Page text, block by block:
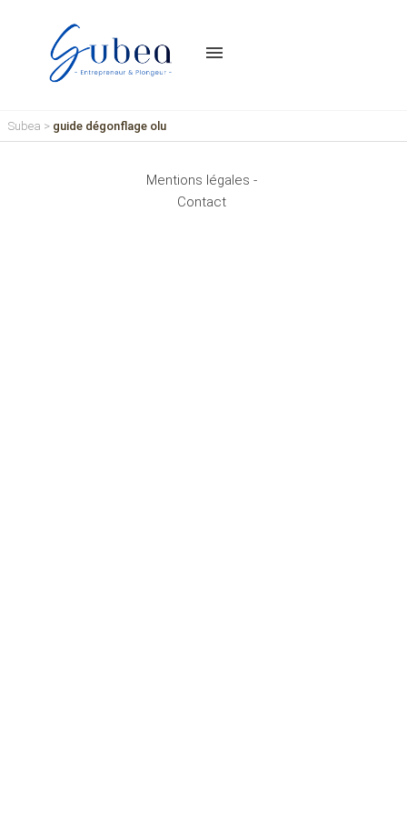
menu
Subea > guide dégonflage olu
Mentions légales -
Contact